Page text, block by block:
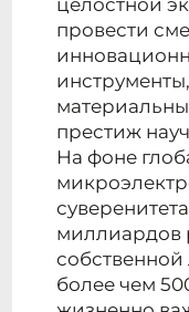
целостной
провести
престиж
На фоне
миллиардов
более чем